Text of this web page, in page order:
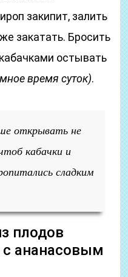
закипит, залить
закатать. Бросить
остывать
время суток).
открывать не
кабачки и
сладким
плодов
ананасовым